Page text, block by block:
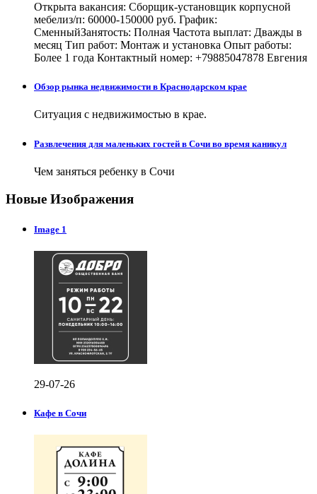
Открыта вакансия: Сборщик-установщик корпусной
мебелиз/п: 60000-150000 руб. График:
СменныйЗанятость: Полная Частота выплат: Дважды в
месяц Тип работ: Монтаж и установка Опыт работы:
Более 1 года Контактный номер: +79885047878 Евгения
Обзор рынка недвижимости в Краснодарском крае
Ситуация с недвижимостью в крае.
Развлечения для маленьких гостей в Сочи во время каникул
Чем заняться ребенку в Сочи
Новые Изображения
Image 1
29-07-26
Кафе в Сочи